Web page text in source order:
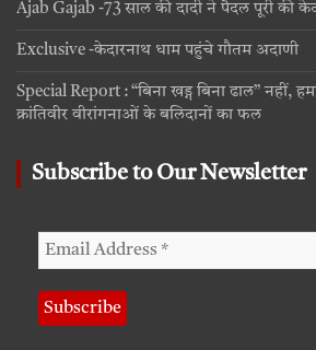
Ajab Gajab -73 साल की दादी ने पैदल पूरी की
Exclusive -केदारनाथ धाम पहुंचे गौतम अदाणी
Special Report : “बिना खड्ग बिना ढाल” नहीं,
क्रांतिवीर वीरांगनाओं के बलिदानों का फल
Subscribe to Our Newsletter